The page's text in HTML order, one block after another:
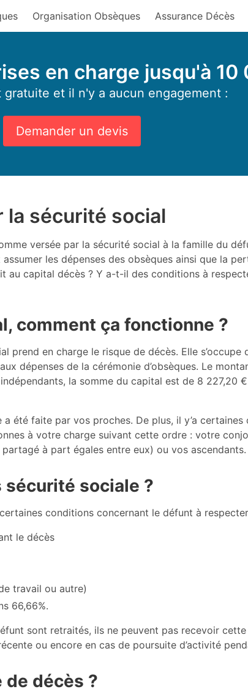
Organisation Obsèques Assurance Décès
en charge jusqu'à 10
gratuite et il n'y a aucun engagement :
Demander un devis
la sécurité social
versée par la sécurité social à la famille du
les dépenses des obsèques ainsi que la
capital décès ? Y a-t-il des conditions à
comment ça fonctionne ?
prend en charge le risque de décès. Elle s’occupe
dépenses de la cérémonie d’obsèques. Le
la somme du capital est de 8 227,20
été faite par vos proches. De plus, il y’a
à votre charge suivant cette ordre : votre
à part égales entre eux) ou vos ascendants.
sécurité sociale ?
conditions concernant le défunt à
le décès
travail ou autre)
66,66%.
sont retraités, ils ne peuvent pas recevoir
ou encore en cas de poursuite d’activité
décès ?